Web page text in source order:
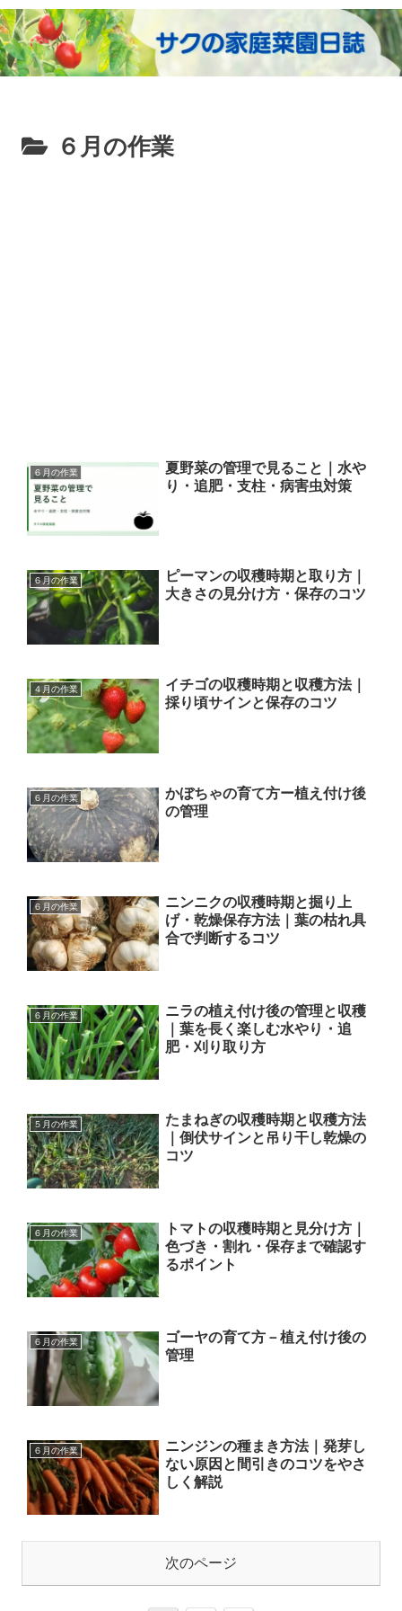
６月の作業
６月の作業
夏野菜の管理で見ること｜水や
り・追肥・支柱・病害虫対策
６月の作業
ピーマンの収穫時期と取り方｜
大きさの見分け方・保存のコツ
４月の作業
イチゴの収穫時期と収穫方法｜
採り頃サインと保存のコツ
６月の作業
かぼちゃの育て方ー植え付け後
の管理
６月の作業
ニンニクの収穫時期と掘り上
げ・乾燥保存方法｜葉の枯れ具
合で判断するコツ
６月の作業
ニラの植え付け後の管理と収穫
｜葉を長く楽しむ水やり・追
肥・刈り取り方
５月の作業
たまねぎの収穫時期と収穫方法
｜倒伏サインと吊り干し乾燥の
コツ
６月の作業
トマトの収穫時期と見分け方｜
色づき・割れ・保存まで確認す
るポイント
６月の作業
ゴーヤの育て方－植え付け後の
管理
６月の作業
ニンジンの種まき方法｜発芽し
ない原因と間引きのコツをやさ
しく解説
次のページ